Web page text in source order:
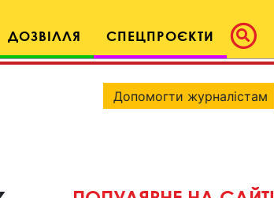
ДОЗВІЛЛЯ СПЕЦПРОЄКТИ
Допомогти журналістам